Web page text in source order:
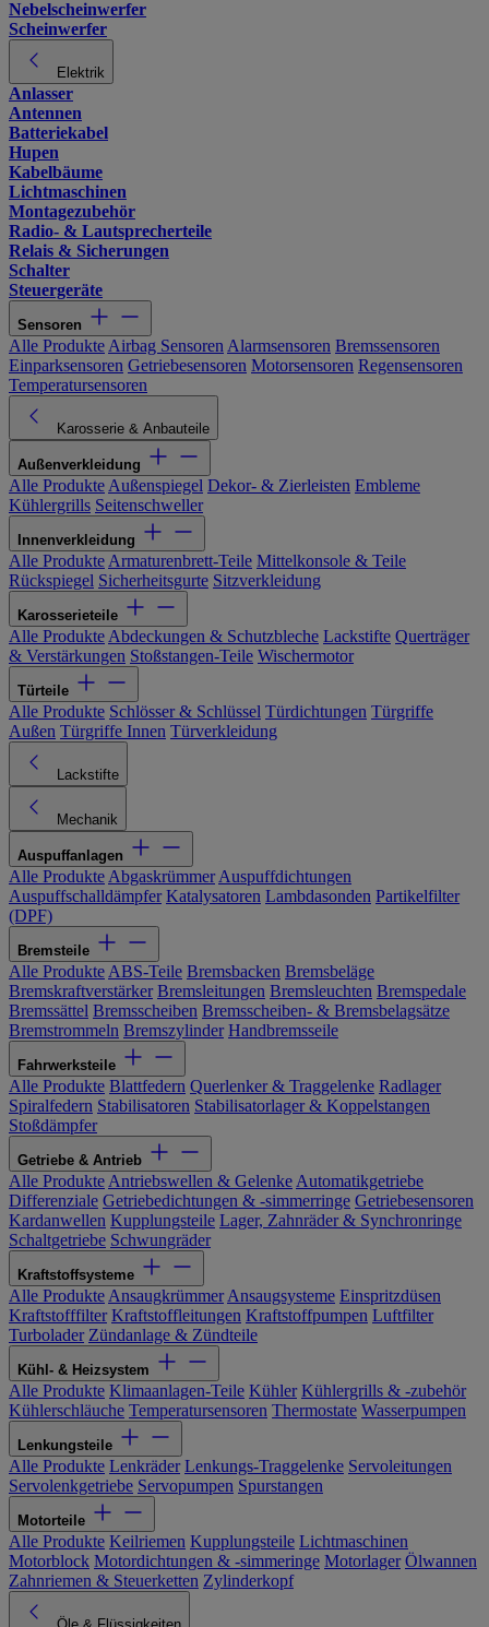
Nebelscheinwerfer
Scheinwerfer
Elektrik
Anlasser
Antennen
Batteriekabel
Hupen
Kabelbäume
Lichtmaschinen
Montagezubehör
Radio- & Lautsprecherteile
Relais & Sicherungen
Schalter
Steuergeräte
Sensoren
Alle Produkte Airbag Sensoren Alarmsensoren Bremssensoren
Einparksensoren Getriebesensoren Motorsensoren Regensensoren
Temperatursensoren
Karosserie & Anbauteile
Außenverkleidung
Alle Produkte Außenspiegel Dekor- & Zierleisten Embleme
Kühlergrills Seitenschweller
Innenverkleidung
Alle Produkte Armaturenbrett-Teile Mittelkonsole & Teile
Rückspiegel Sicherheitsgurte Sitzverkleidung
Karosserieteile
Alle Produkte Abdeckungen & Schutzbleche Lackstifte Querträger
& Verstärkungen Stoßstangen-Teile Wischermotor
Türteile
Alle Produkte Schlösser & Schlüssel Türdichtungen Türgriffe
Außen Türgriffe Innen Türverkleidung
Lackstifte
Mechanik
Auspuffanlagen
Alle Produkte Abgaskrümmer Auspuffdichtungen
Auspuffschalldämpfer Katalysatoren Lambdasonden Partikelfilter
(DPF)
Bremsteile
Alle Produkte ABS-Teile Bremsbacken Bremsbeläge
Bremskraftverstärker Bremsleitungen Bremsleuchten Bremspedale
Bremssättel Bremsscheiben Bremsscheiben- & Bremsbelagsätze
Bremstrommeln Bremszylinder Handbremsseile
Fahrwerksteile
Alle Produkte Blattfedern Querlenker & Traggelenke Radlager
Spiralfedern Stabilisatoren Stabilisatorlager & Koppelstangen
Stoßdämpfer
Getriebe & Antrieb
Alle Produkte Antriebswellen & Gelenke Automatikgetriebe
Differenziale Getriebedichtungen & -simmerringe Getriebesensoren
Kardanwellen Kupplungsteile Lager, Zahnräder & Synchronringe
Schaltgetriebe Schwungräder
Kraftstoffsysteme
Alle Produkte Ansaugkrümmer Ansaugsysteme Einspritzdüsen
Kraftstofffilter Kraftstoffleitungen Kraftstoffpumpen Luftfilter
Turbolader Zündanlage & Zündteile
Kühl- & Heizsystem
Alle Produkte Klimaanlagen-Teile Kühler Kühlergrills & -zubehör
Kühlerschläuche Temperatursensoren Thermostate Wasserpumpen
Lenkungsteile
Alle Produkte Lenkräder Lenkungs-Traggelenke Servoleitungen
Servolenkgetriebe Servopumpen Spurstangen
Motorteile
Alle Produkte Keilriemen Kupplungsteile Lichtmaschinen
Motorblock Motordichtungen & -simmeringe Motorlager Ölwannen
Zahnriemen & Steuerketten Zylinderkopf